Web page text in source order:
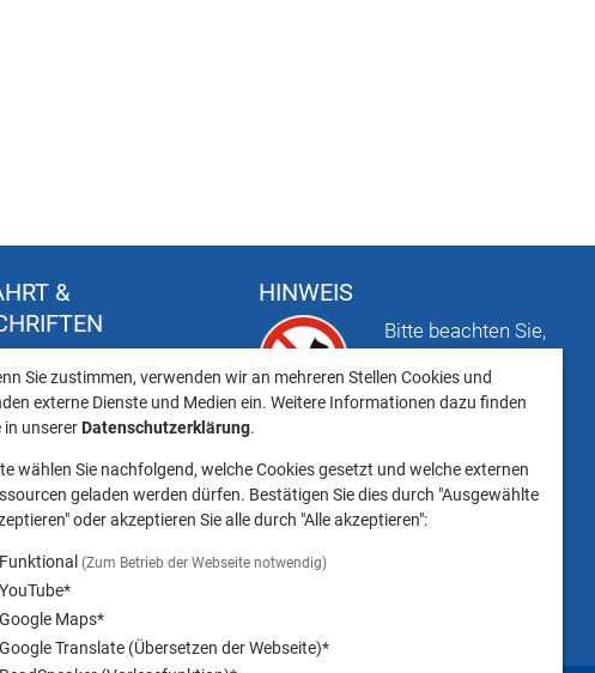
&
mit
HINWEIS
Bitte beachten Sie,
von Tieren ins
gestattet ist.
Sie zustimmen, verwenden wir an mehreren Stellen Cookies und
externe Dienste und Medien ein. Weitere Informationen dazu finden
in unserer Datenschutzerklärung.
wählen Sie nachfolgend, welche Cookies gesetzt und welche externen
geladen werden dürfen. Bestätigen Sie dies durch "Ausgewählte
oder akzeptieren Sie alle durch "Alle akzeptieren":
Funktional (Zum Betrieb der Webseite notwendig)
Maps*
Translate (Übersetzen der Webseite)*